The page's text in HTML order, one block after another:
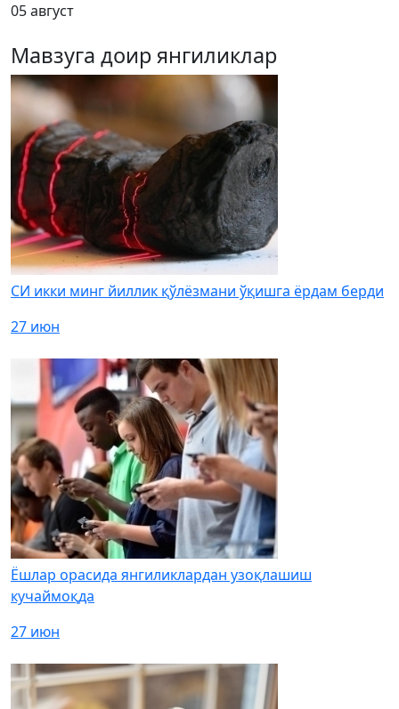
05 август
Мавзуга доир янгиликлар
СИ икки минг йиллик қўлёзмани ўқишга ёрдам берди
27 июн
Ёшлар орасида янгиликлардан узоқлашиш
кучаймоқда
27 июн